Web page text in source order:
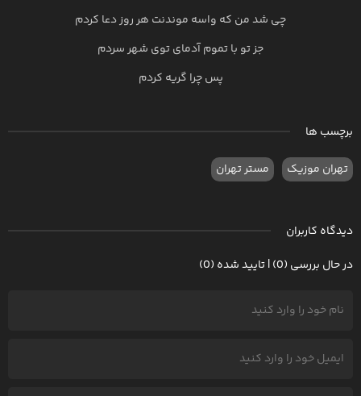
چی شد من که واسه موندنت هر روز دعا کردم
جز تو با تموم آدمای توی شهر سردم
پس چرا گریه کردم
برچسب ها
تهران موزیک مستر تهران
دیدگاه کاربران
در حال بررسی (0) | تایید شده (0)